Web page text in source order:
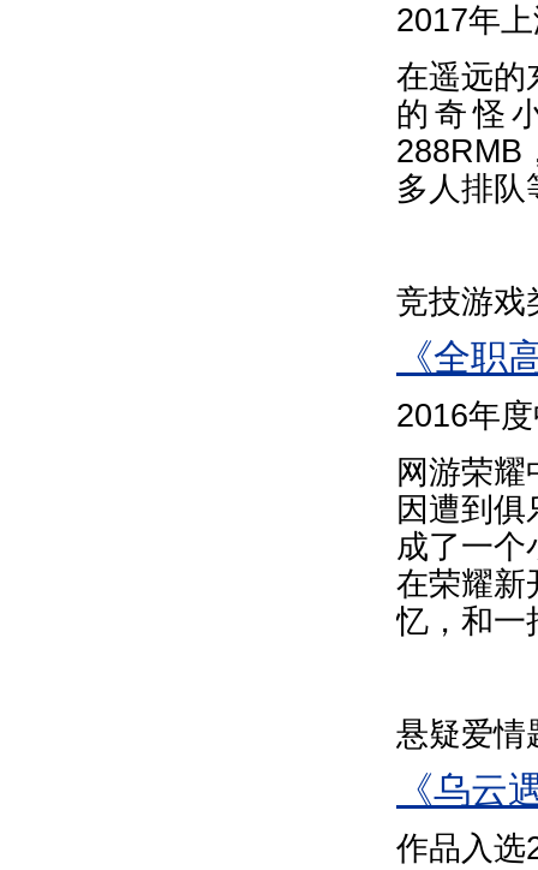
2017年
在遥远的
的奇怪
288RMB
多人排队
竞技游戏
《全职
2016年
网游荣
因遭到
成了一个
在荣耀新
忆，和一
悬疑爱情
《乌云
作品入选